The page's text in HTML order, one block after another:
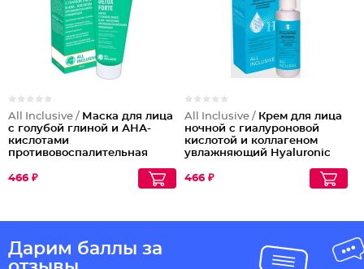
All Inclusive / Маска для лица
с голубой глиной и АНА-
кислотами
противовоспалительная
466 ₽
All Inclusive / Крем для лица
ночной с гиалуроновой
кислотой и коллагеном
увлажняющий Hyaluronic
466 ₽
Дарим баллы за